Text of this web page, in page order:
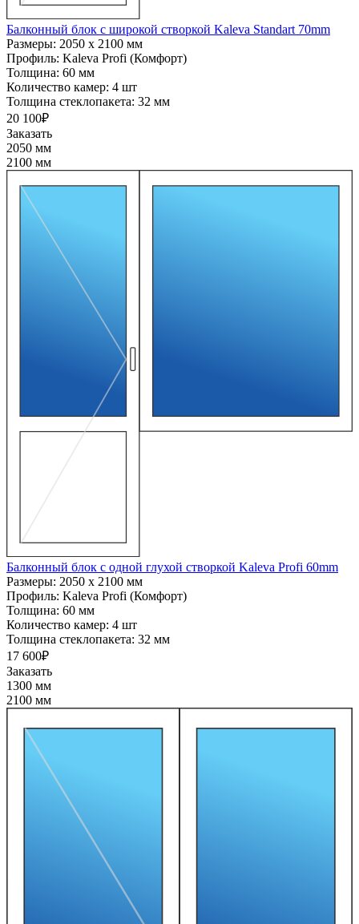
Балконный блок с широкой створкой Kaleva Standart 70mm
Размеры: 2050 x 2100 мм
Профиль: Kaleva Profi (Комфорт)
Толщина: 60 мм
Количество камер: 4 шт
Толщина стеклопакета: 32 мм
20 100₽
Заказать
2050 мм
2100 мм
Балконный блок с одной глухой створкой Kaleva Profi 60mm
Размеры: 2050 x 2100 мм
Профиль: Kaleva Profi (Комфорт)
Толщина: 60 мм
Количество камер: 4 шт
Толщина стеклопакета: 32 мм
17 600₽
Заказать
1300 мм
2100 мм